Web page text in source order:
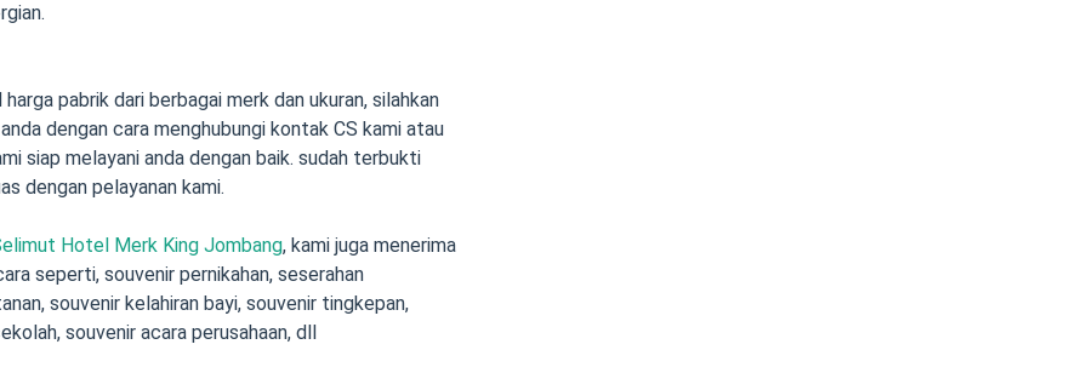
pabrik dari berbagai merk dan ukuran, silahkan
dengan cara menghubungi kontak CS kami atau
siap melayani anda dengan baik. sudah terbukti
dengan pelayanan kami.
Hotel Merk King Jombang, kami juga menerima
seperti, souvenir pernikahan, seserahan
, souvenir kelahiran bayi, souvenir tingkepan,
souvenir acara perusahaan, dll